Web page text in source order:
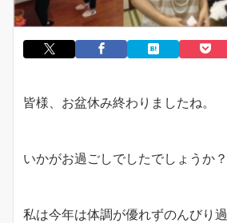
皆様、お盆休み終わりましたね。
いかがお過ごしでしたでしょうか？
私は今年は体調が優れずのんびり